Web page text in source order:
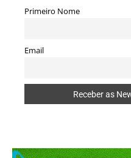
Primeiro Nome
Email